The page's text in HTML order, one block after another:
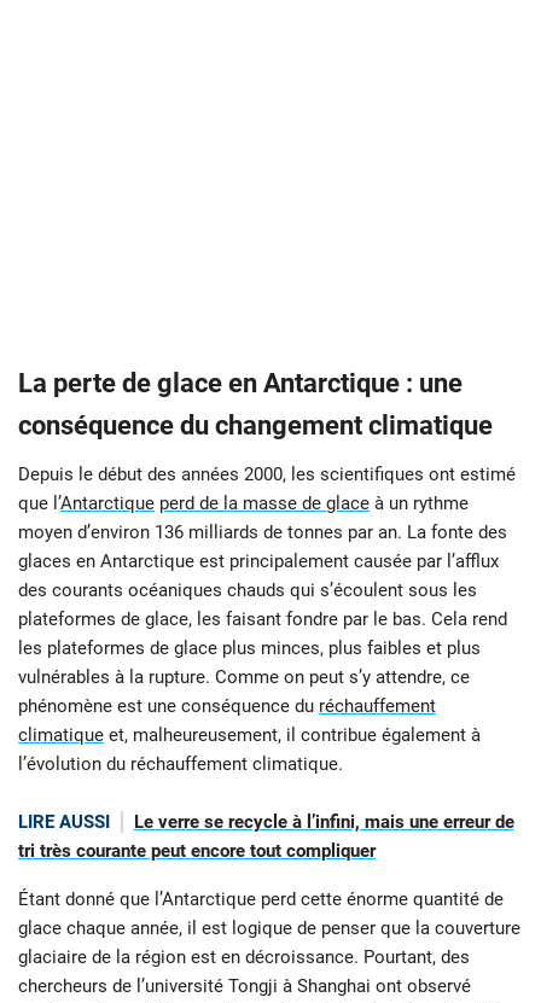
La perte de glace en Antarctique : une
conséquence du changement climatique
Depuis le début des années 2000, les scientifiques ont estimé
que l’Antarctique perd de la masse de glace à un rythme
moyen d’environ 136 milliards de tonnes par an. La fonte des
glaces en Antarctique est principalement causée par l’afflux
des courants océaniques chauds qui s’écoulent sous les
plateformes de glace, les faisant fondre par le bas. Cela rend
les plateformes de glace plus minces, plus faibles et plus
vulnérables à la rupture. Comme on peut s’y attendre, ce
phénomène est une conséquence du réchauffement
climatique et, malheureusement, il contribue également à
l’évolution du réchauffement climatique.
LIRE AUSSI
Le verre se recycle à l’infini, mais une erreur de
tri très courante peut encore tout compliquer
Étant donné que l’Antarctique perd cette énorme quantité de
glace chaque année, il est logique de penser que la couverture
glaciaire de la région est en décroissance. Pourtant, des
chercheurs de l’université Tongji à Shanghai ont observé